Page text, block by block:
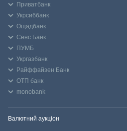
Приватбанк
Укрсиббанк
Ощадбанк
Сенс Банк
ПУМБ
Укргазбанк
Райффайзен Банк
ОТП банк
monobank
Валютний аукціон